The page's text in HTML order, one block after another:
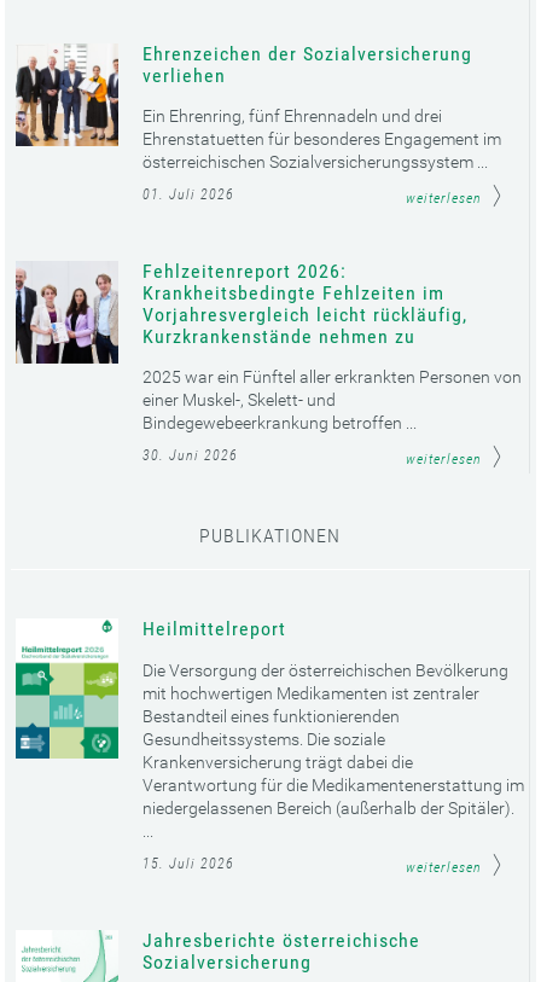
Ehrenzeichen der Sozialversicherung
verliehen
Ein Ehrenring, fünf Ehrennadeln und drei
Ehrenstatuetten für besonderes Engagement im
österreichischen Sozialversicherungssystem ...
01. Juli 2026 weiterlesen
Fehlzeitenreport 2026:
Krankheitsbedingte Fehlzeiten im
Vorjahresvergleich leicht rückläufig,
Kurzkrankenstände nehmen zu
2025 war ein Fünftel aller erkrankten Personen von
einer Muskel-, Skelett- und
Bindegewebeerkrankung betroffen ...
30. Juni 2026 weiterlesen
PUBLIKATIONEN
Heilmittelreport
Die Versorgung der österreichischen Bevölkerung
mit hochwertigen Medikamenten ist zentraler
Bestandteil eines funktionierenden
Gesundheitssystems. Die soziale
Krankenversicherung trägt dabei die
Verantwortung für die Medikamentenerstattung im
niedergelassenen Bereich (außerhalb der Spitäler).
15. Juli 2026 weiterlesen
Jahresberichte österreichische
Sozialversicherung